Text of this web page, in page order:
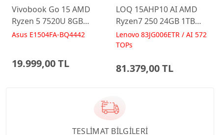
Vivobook Go 15 AMD
Ryzen 5 7520U 8GB
512GB 15.6 FreeDos
Asus E1504FA-BQ4442
19.999,00 TL
LOQ 15AHP10 AI AMD
Ryzen7 250 24GB 1TB
RTX5060 15.6 IPS FHD
FreeDos Gaming
Lenovo 83JG006ETR / AI 572
TOPs
81.379,00 TL
TESLİMAT BİLGİLERİ